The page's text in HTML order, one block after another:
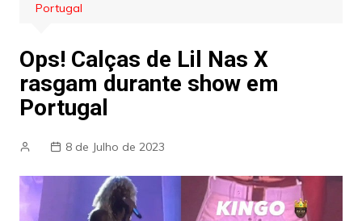
Portugal
Ops! Calças de Lil Nas X
rasgam durante show em
Portugal
8 de Julho de 2023